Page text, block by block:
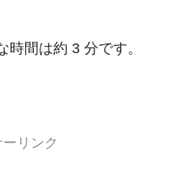
時間は約 3 分です。
リンク